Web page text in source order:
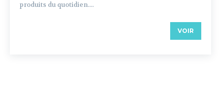
produits du quotidien....
VOIR